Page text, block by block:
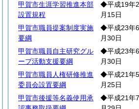
甲賀市生涯学習推進本部
設置規程
◆平成19年2
月15日
甲賀市職員提案制度実施
要綱
◆平成23年6
月30日
甲賀市職員自主研究グル
ープ活動支援要綱
◆平成23年6
月30日
甲賀市職員人権研修推進
委員会設置要綱
◆平成21年5
月25日
甲賀市後援等名義使用承
◆平成21年7